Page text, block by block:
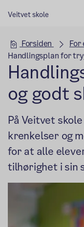
Veitvet skole
Forsiden
For
Handlingsplan for
og godt
På Veitvet
krenkelser og
for at alle
tilhørighet i sin